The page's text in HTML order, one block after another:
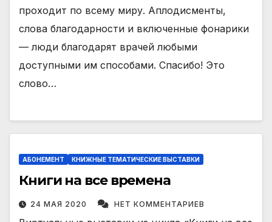
проходит по всему миру. Аплодисменты,
слова благодарности и включенные фонарики
— люди благодарят врачей любыми
доступными им способами. Спасибо! Это
слово…
АБОНЕМЕНТ КНИЖНЫЕ ТЕМАТИЧЕСКИЕ ВЫСТАВКИ
Книги на все времена
24 МАЯ 2020 НЕТ КОММЕНТАРИЕВ